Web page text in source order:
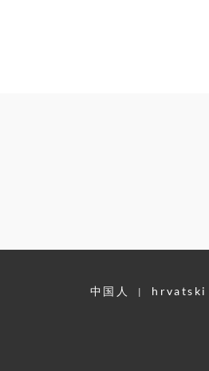
中国人 | hrvatski